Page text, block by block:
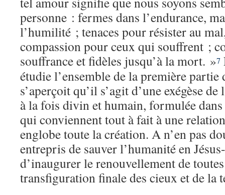
personne : fermes dans l’endurance,
l’humilité ; tenaces pour résister au
compassion pour ceux qui souffrent ;
souffrance et fidèles jusqu’à la mort. »7
étudie l’ensemble de la première partie
s’aperçoit qu’il s’agit d’une exégèse
à la fois divin et humain, formulée
qui conviennent tout à fait à une
englobe toute la création. A n’en pas
entrepris de sauver l’humanité en
d’inaugurer le renouvellement de
transfiguration finale des cieux et de la